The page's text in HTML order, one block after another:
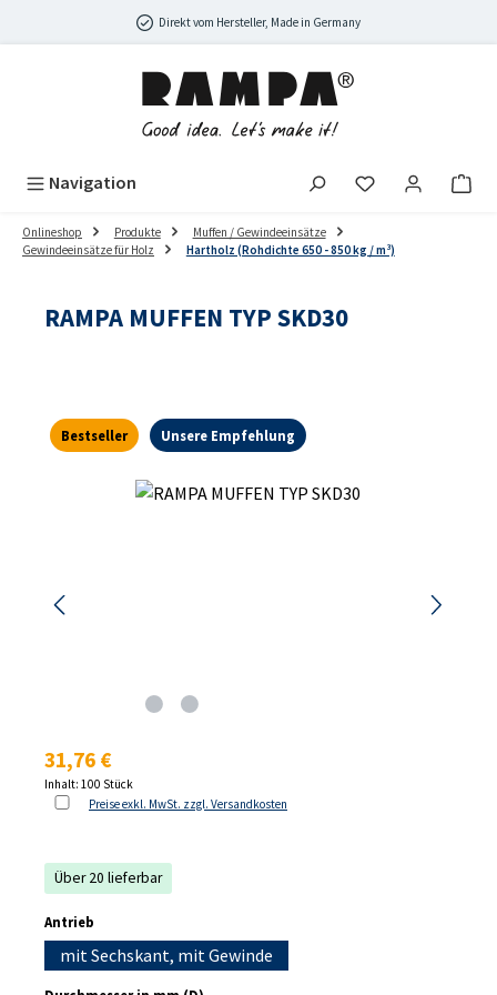
Zum Hauptinhalt springenDirekt vom Hersteller, Made in Germany
Navigation
Onlineshop Produkte
Muffen / Gewindeeinsätze
Gewindeeinsätze für Holz
Hartholz (Rohdichte 650 - 850 kg / m³)
RAMPA MUFFEN TYP SKD30
Bestseller Unsere Empfehlung
Bildergalerie überspringen
Regulärer Preis:
31,76 €
Inhalt: 100 Stück
Preise exkl. MwSt. zzgl. Versandkosten
Über 20 lieferbar
Antrieb
mit Sechskant, mit Gewinde